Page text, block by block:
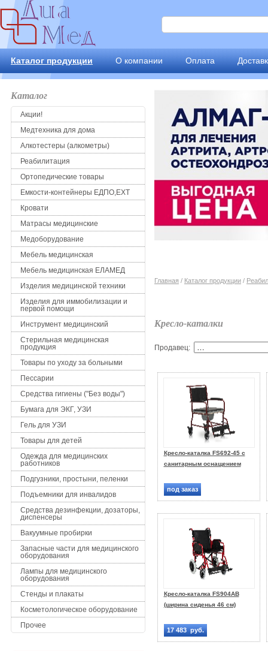
Каталог продукции О компании Оплата
Каталог
Акции!
Медтехника для дома
Алкотестеры (алкометры)
Реабилитация
Ортопедические товары
Емкости-контейнеры ЕДПО,ЕХТ
Кровати
Матрасы медицинские
Медоборудование
Мебель медицинская
Мебель медицинская ЕЛАМЕД
Изделия медицинской техники
Изделия для иммобилизации и
первой помощи
Инструмент медицинский
Стерильная медицинская
продукция
Товары по уходу за больными
Пессарии
Средства гигиены ("Без воды")
Бумага для ЭКГ, УЗИ
Гель для УЗИ
Товары для детей
Одежда для медицинских
работников
Подгузники, простыни, пеленки
Подъемники для инвалидов
Средства дезинфекции, дозаторы,
диспенсеры
Вакуумные пробирки
Запасные части для медицинского
оборудования
Лампы для медицинского
оборудования
Стенды и плакаты
Косметологическое оборудование
Прочее
Главная / Каталог продукции /
Кресло-каталки
Продавец:
Кресло-каталка FS692-45 с
санитарным оснащением
под заказ
Кресло-каталка FS904AB
(ширина сиденья 46 см)
17 483 руб.